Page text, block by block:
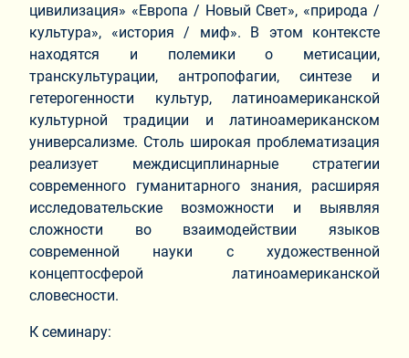
цивилизация» «Европа / Новый Свет», «природа /
культура», «история / миф». В этом контексте
находятся и полемики о метисации,
транскультурации, антропофагии, синтезе и
гетерогенности культур, латиноамериканской
культурной традиции и латиноамериканском
универсализме. Столь широкая проблематизация
реализует междисциплинарные стратегии
современного гуманитарного знания, расширяя
исследовательские возможности и выявляя
сложности во взаимодействии языков
современной науки с художественной
концептосферой латиноамериканской
словесности.
К семинару: